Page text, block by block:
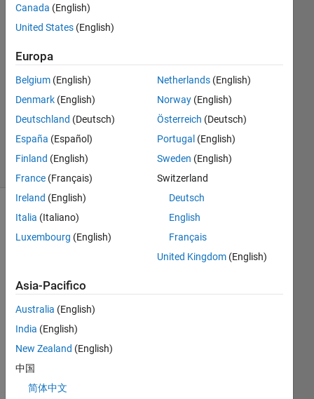
23 Mag
2020
Risposta
24 Mag
2020
5
Visualizzazioni
(30 giorni)
was
doi
ste
pwi
Canada (English)
United States (English)
Europa
Belgium (English)
Denmark (English)
Deutschland (Deutsch)
España (Español)
Finland (English)
France (Français)
Ireland (English)
Italia (Italiano)
Luxembourg (English)
Netherlands(English)
Norway(English)
Österreich (Deutsch)
Portugal (English)
Sweden (English)
Switzerland
Deutsch
English
Français
United Kingdom(English)
Asia-Pacifico
Australia (English)
India (English)
New Zealand (English)
中国
简体中文